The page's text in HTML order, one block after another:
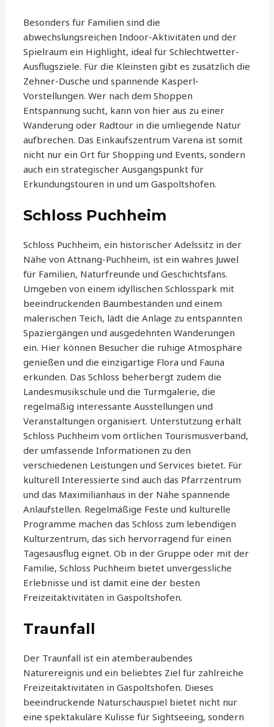
Besonders für Familien sind die
abwechslungsreichen Indoor-Aktivitäten und der
Spielraum ein Highlight, ideal für Schlechtwetter-
Ausflugsziele. Für die Kleinsten gibt es zusätzlich die
Zehner-Dusche und spannende Kasperl-
Vorstellungen. Wer nach dem Shoppen
Entspannung sucht, kann von hier aus zu einer
Wanderung oder Radtour in die umliegende Natur
aufbrechen. Das Einkaufszentrum Varena ist somit
nicht nur ein Ort für Shopping und Events, sondern
auch ein strategischer Ausgangspunkt für
Erkundungstouren in und um Gaspoltshofen.
Schloss Puchheim
Schloss Puchheim, ein historischer Adelssitz in der
Nähe von Attnang-Puchheim, ist ein wahres Juwel
für Familien, Naturfreunde und Geschichtsfans.
Umgeben von einem idyllischen Schlosspark mit
beeindruckenden Baumbeständen und einem
malerischen Teich, lädt die Anlage zu entspannten
Spaziergängen und ausgedehnten Wanderungen
ein. Hier können Besucher die ruhige Atmosphäre
genießen und die einzigartige Flora und Fauna
erkunden. Das Schloss beherbergt zudem die
Landesmusikschule und die Turmgalerie, die
regelmäßig interessante Ausstellungen und
Veranstaltungen organisiert. Unterstützung erhält
Schloss Puchheim vom örtlichen Tourismusverband,
der umfassende Informationen zu den
verschiedenen Leistungen und Services bietet. Für
kulturell Interessierte sind auch das Pfarrzentrum
und das Maximilianhaus in der Nähe spannende
Anlaufstellen. Regelmäßige Feste und kulturelle
Programme machen das Schloss zum lebendigen
Kulturzentrum, das sich hervorragend für einen
Tagesausflug eignet. Ob in der Gruppe oder mit der
Familie, Schloss Puchheim bietet unvergessliche
Erlebnisse und ist damit eine der besten
Freizeitaktivitäten in Gaspoltshofen.
Traunfall
Der Traunfall ist ein atemberaubendes
Naturereignis und ein beliebtes Ziel für zahlreiche
Freizeitaktivitäten in Gaspoltshofen. Dieses
beeindruckende Naturschauspiel bietet nicht nur
eine spektakuläre Kulisse für Sightseeing, sondern